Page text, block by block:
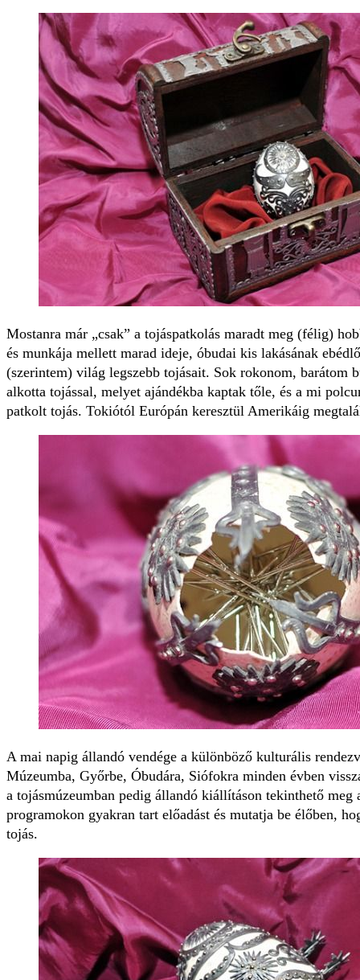
Mostanra már „csak” a tojáspatkolás maradt meg (félig)
és munkája mellett marad ideje, óbudai kis lakásának
(szerintem) világ legszebb tojásait. Sok rokonom, barátom
alkotta tojással, melyet ajándékba kaptak tőle, és a mi
patkolt tojás. Tokiótól Európán keresztül Amerikáig
A mai napig állandó vendége a különböző kulturális
Múzeumba, Győrbe, Óbudára, Siófokra minden évben
a tojásmúzeumban pedig állandó kiállításon tekinthető meg
programokon gyakran tart előadást és mutatja be élőben,
tojás.